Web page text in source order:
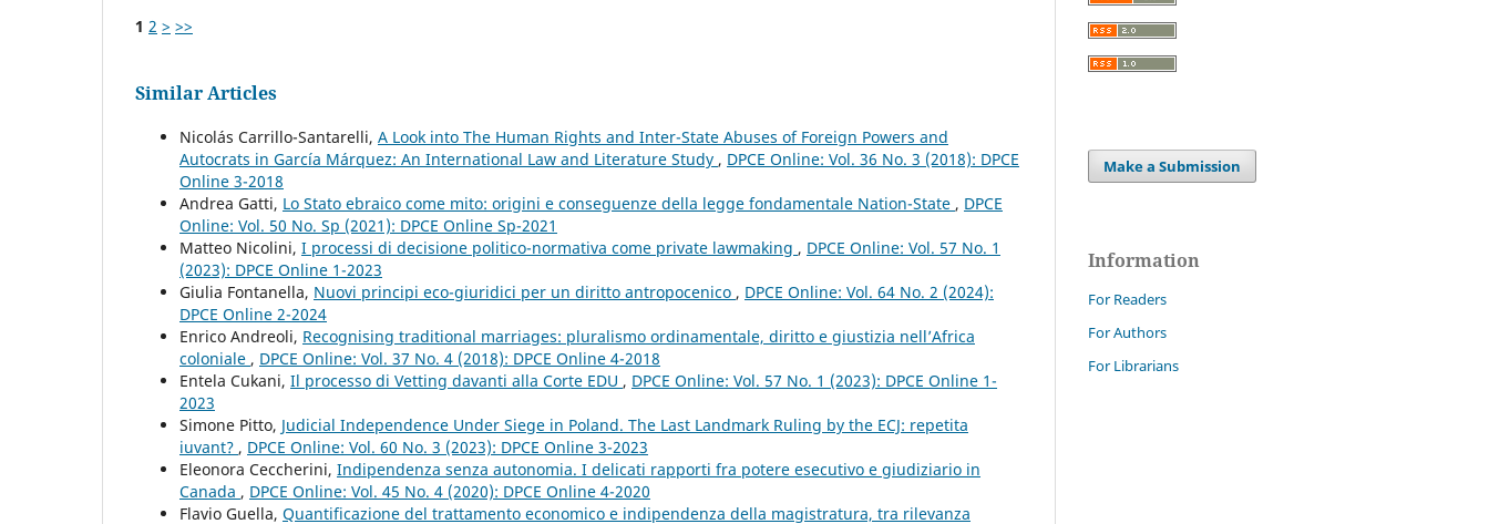
1 2 > >>
Similar Articles
Nicolás Carrillo-Santarelli, A Look into The Human Rights and Inter-State Abuses of Foreign Powers and
Autocrats in García Márquez: An International Law and Literature Study , DPCE Online: Vol. 36 No. 3 (2018): DPCE
Online 3-2018
Andrea Gatti, Lo Stato ebraico come mito: origini e conseguenze della legge fondamentale Nation-State , DPCE
Online: Vol. 50 No. Sp (2021): DPCE Online Sp-2021
Matteo Nicolini, I processi di decisione politico-normativa come private lawmaking , DPCE Online: Vol. 57 No. 1
(2023): DPCE Online 1-2023
Giulia Fontanella, Nuovi principi eco-giuridici per un diritto antropocenico , DPCE Online: Vol. 64 No. 2 (2024):
DPCE Online 2-2024
Enrico Andreoli, Recognising traditional marriages: pluralismo ordinamentale, diritto e giustizia nell’Africa
coloniale , DPCE Online: Vol. 37 No. 4 (2018): DPCE Online 4-2018
Entela Cukani, Il processo di Vetting davanti alla Corte EDU , DPCE Online: Vol. 57 No. 1 (2023): DPCE Online 1-
2023
Simone Pitto, Judicial Independence Under Siege in Poland. The Last Landmark Ruling by the ECJ: repetita
iuvant? , DPCE Online: Vol. 60 No. 3 (2023): DPCE Online 3-2023
Eleonora Ceccherini, Indipendenza senza autonomia. I delicati rapporti fra potere esecutivo e giudiziario in
Canada , DPCE Online: Vol. 45 No. 4 (2020): DPCE Online 4-2020
Flavio Guella, Quantificazione del trattamento economico e indipendenza della magistratura, tra rilevanza
Make a Submission
Information
For Readers
For Authors
For Librarians